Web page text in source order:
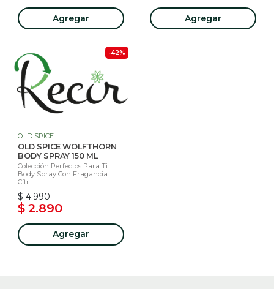
Agregar Agregar
-42%
OLD SPICE
OLD SPICE WOLFTHORN
BODY SPRAY 150 ML
Colección Perfectos Para Ti
Body Spray Con Fragancia
Cítr...
$ 4.990
$ 2.890
Agregar